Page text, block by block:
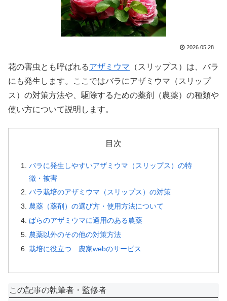
2026.05.28
花の害虫とも呼ばれるアザミウマ （スリップス）は、バラ
にも発生します。ここではバラにアザミウマ（スリップ
ス）の対策方法や、駆除するための薬剤（農薬）の種類や
使い方について説明します。
目次
バラに発生しやすいアザミウマ（スリップス）の特
徴・被害
バラ栽培のアザミウマ（スリップス）の対策
農薬（薬剤）の選び方・使用方法について
ばらのアザミウマに適用のある農薬
農薬以外のその他の対策方法
栽培に役立つ 農家webのサービス
この記事の執筆者・監修者